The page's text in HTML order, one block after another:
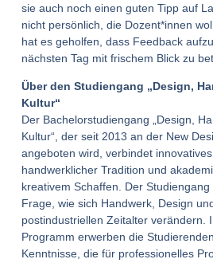
sie auch noch einen guten Tipp auf
nicht persönlich, die Dozent*innen
hat es geholfen, dass Feedback
nächsten Tag mit frischem Blick zu
Über den Studiengang „Design,
Kultur“
Der Bachelorstudiengang „Design,
Kultur“, der seit 2013 an der New
angeboten wird, verbindet
handwerklicher Tradition und
kreativem Schaffen. Der
Frage, wie sich Handwerk, Design
postindustriellen Zeitalter verändern.
Programm erwerben die
Kenntnisse, die für professionelles